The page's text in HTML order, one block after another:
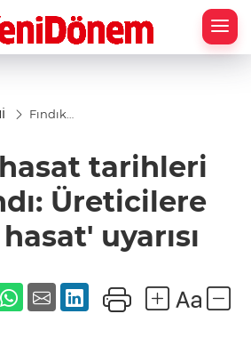
Fındık
açıklandı:
Üreticilere
'erken
hasat'
uyarısı
hasat tarihleri
Üreticilere
uyarısı